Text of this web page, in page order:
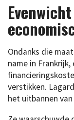
Ondanks die
name in
verstikken.
het uitbannen